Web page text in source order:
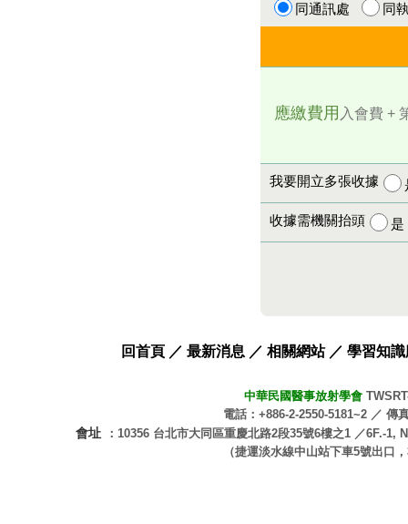
同通訊處 同
應繳費用 入會費 +
我要開立多張收據
收據需機關抬頭 是
回首頁 ／ 最新消息 ／ 相關網站／ 學習知識
中華民國醫事放射學會
電話：+886-2-2550-5181~2 ／ 傳
會址
：10356 台北市大同區重慶北路2段35號6樓之1 ／6F.-
（捷運淡水線中山站下車5號出口